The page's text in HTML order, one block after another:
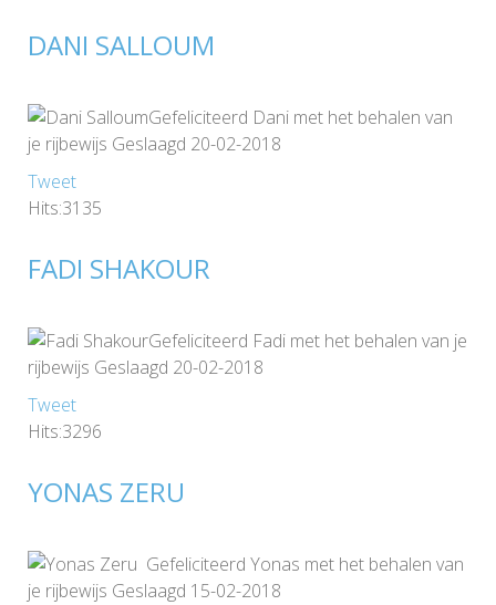
DANI SALLOUM
Gefeliciteerd Dani met het behalen van
je rijbewijs Geslaagd 20-02-2018
Tweet
Hits:3135
FADI SHAKOUR
Gefeliciteerd Fadi met het behalen van je
rijbewijs Geslaagd 20-02-2018
Tweet
Hits:3296
YONAS ZERU
Gefeliciteerd Yonas met het behalen van
je rijbewijs Geslaagd 15-02-2018